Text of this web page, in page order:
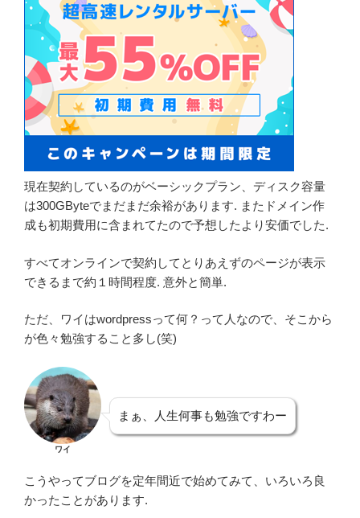
現在契約しているのがベーシックプラン、ディスク容量
は300GByteでまだまだ余裕があります. またドメイン作
成も初期費用に含まれてたので予想したより安価でした.
すべてオンラインで契約してとりあえずのページが表示
できるまで約１時間程度. 意外と簡単.
ただ、ワイはwordpressって何？って人なので、そこから
が色々勉強すること多し(笑)
ワイ
まぁ、人生何事も勉強ですわー
こうやってブログを定年間近で始めてみて、いろいろ良
かったことがあります.